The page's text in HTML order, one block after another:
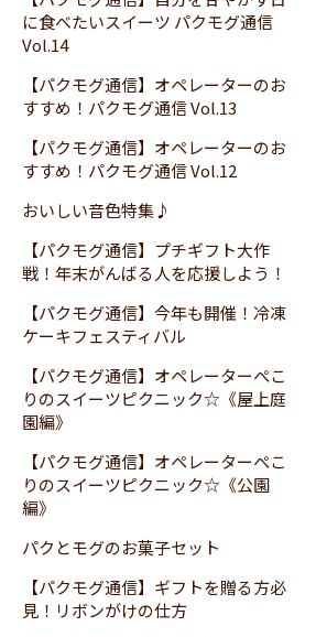
に食べたいスイーツ パクモグ通信
Vol.14
【パクモグ通信】オペレーターのお
すすめ！パクモグ通信 Vol.13
【パクモグ通信】オペレーターのお
すすめ！パクモグ通信 Vol.12
おいしい音色特集♪
【パクモグ通信】プチギフト大作
戦！年末がんばる人を応援しよう！
【パクモグ通信】今年も開催！冷凍
ケーキフェスティバル
【パクモグ通信】オペレーターぺこ
りのスイーツピクニック☆《屋上庭
園編》
【パクモグ通信】オペレーターぺこ
りのスイーツピクニック☆《公園
編》
パクとモグのお菓子セット
【パクモグ通信】ギフトを贈る方必
見！リボンがけの仕方